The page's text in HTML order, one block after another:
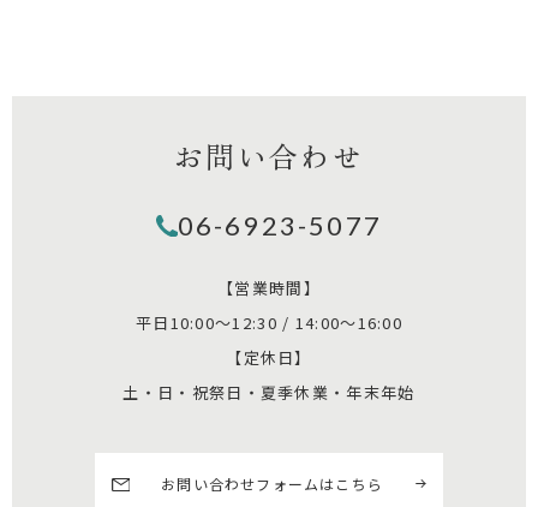
お問い合わせ
06-6923-5077
【営業時間】
平日10:00～12:30 / 14:00～16:00
【定休日】
土・日・祝祭日・夏季休業・年末年始
お問い合わせフォームはこちら